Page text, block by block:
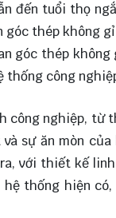
đến tuổi thọ
thép không
góc thép
công
nghiệp, từ
sự ăn mòn
với thiết kế
thống hiện